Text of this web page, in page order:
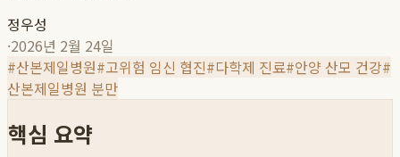
정우성
·2026년 2월 24일
#산본제일병원#고위험 임신 협진#다학제 진료#안양 산모 건강#
산본제일병원 분만
핵심 요약